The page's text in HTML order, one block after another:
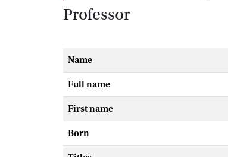
Professor
Name
Full name
First name
Born